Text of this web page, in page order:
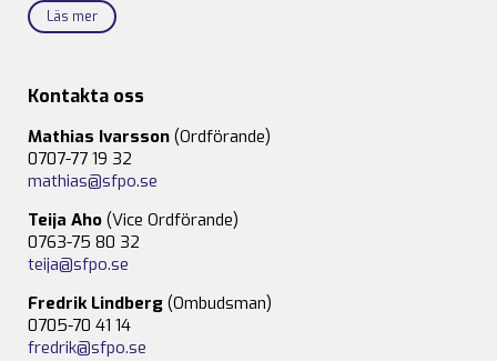
Läs mer
Kontakta oss
Mathias Ivarsson (Ordförande)
0707-77 19 32
mathias@sfpo.se
Teija Aho (Vice Ordförande)
0763-75 80 32
teija@sfpo.se
Fredrik Lindberg (Ombudsman)
0705-70 41 14
fredrik@sfpo.se